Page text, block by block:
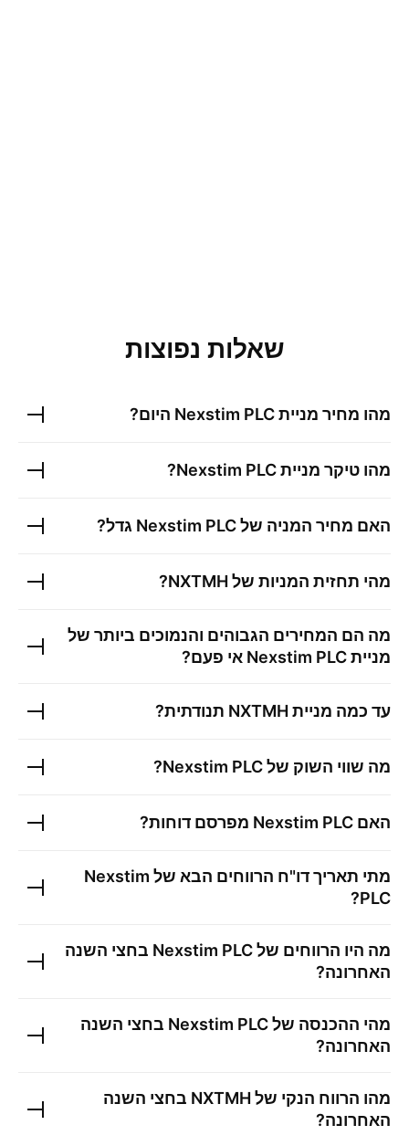
שאלות נפוצות
מהו מחיר מנייתNexstim PLC היום?
מהו טיקר מנייתNexstim PLC
?
האם מחיר המניה שלNexstim PLC גדל?
מהי תחזית המניות של NXTMH
?
מה הם המחירים הגבוהים והנמוכים ביותר של
מנייתNexstim PLC אי פעם?
עד כמה מניית NXTMH תנודתית?
מה שווי השוק שלNexstim PLC
?
האם Nexstim PLC מפרסם דוחות?
מתי תאריך דו"ח הרווחים הבא של Nexstim
PLC
?
מה היו הרווחים שלNexstim PLC בחצי השנה
האחרונה?
מהי ההכנסה שלNexstim PLC בחצי השנה
האחרונה?
מהו הרווח הנקי של NXTMH בחצי השנה
האחרונה?